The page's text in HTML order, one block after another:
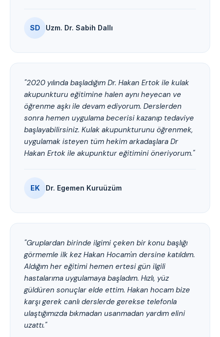
SD Uzm. Dr. Sabih Dallı
"2020 yılında başladığım Dr. Hakan Ertok ile kulak
akupunkturu eğitimine halen aynı heyecan ve
öğrenme aşkı ile devam ediyorum. Derslerden
sonra hemen uygulama becerisi kazanıp tedaviye
başlayabilirsiniz. Kulak akupunkturunu öğrenmek,
uygulamak isteyen tüm hekim arkadaşlara Dr
Hakan Ertok ile akupunktur eğitimini öneriyorum."
EK Dr. Egemen Kuruüzüm
"Gruplardan birinde ilgimi çeken bir konu başlığı
görmemle ilk kez Hakan Hocam'ın dersine katıldım.
Aldığım her eğitimi hemen ertesi gün ilgili
hastalarıma uygulamaya başladım. Hızlı, yüz
güldüren sonuçlar elde ettim. Hakan hocam bize
karşı gerek canlı derslerde gerekse telefonla
ulaştığımızda bıkmadan usanmadan yardım elini
uzattı."